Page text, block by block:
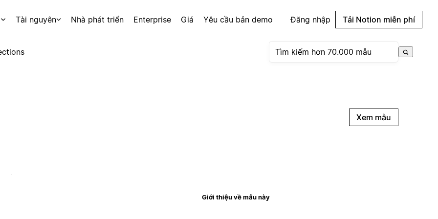
Tài nguyên Nhà phát triển Enterprise Giá Yêu cầu bản demo Đăng nhập Tải Notion miễn phí
Xem mẫu
Giới thiệu về mẫu này